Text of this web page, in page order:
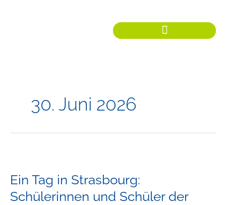
30. Juni 2026
Ein Tag in Strasbourg:
Schülerinnen und Schüler der
in
Strasbourg:
Schülerinnen